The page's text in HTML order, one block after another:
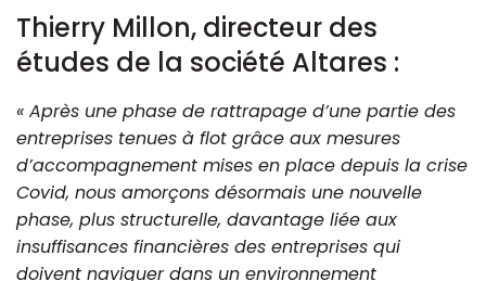
Thierry Millon, directeur des
études de la société Altares :
« Après une phase de rattrapage d’une partie des
entreprises tenues à flot grâce aux mesures
d’accompagnement mises en place depuis la crise
Covid, nous amorçons désormais une nouvelle
phase, plus structurelle, davantage liée aux
insuffisances financières des entreprises qui
doivent naviguer dans un environnement